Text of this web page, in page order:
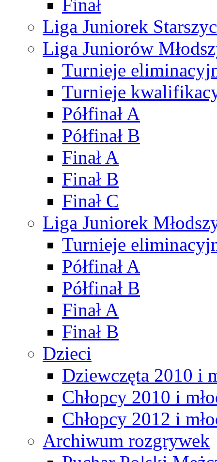
Finał
Liga Juniorek
Liga Juniorów
Turnieje
Turnieje
Półfinał A
Półfinał B
Finał A
Finał B
Finał C
Liga Juniorek
Turnieje
Półfinał A
Półfinał B
Finał A
Finał B
Dzieci
Dziewczęta 2010 i
Chłopcy 2010 i
Chłopcy 2012 i
Archiwum rozgrywek